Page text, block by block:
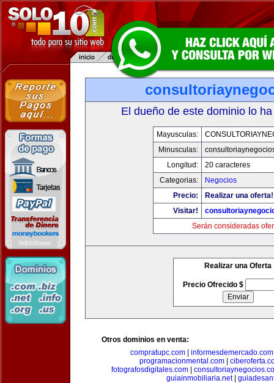
El dueño de este dominio lo
Mayusculas:
Minusculas:
Longitud:
20 caracteres
Categorias:
Negocios
Precio:
Realizar una oferta!
Visitar!
Serán consideradas
Realizar una Oferta
Precio Ofrecido $
Otros dominios en venta:
compratupc.com
informesdemercado.com
programacionmental.com|
fotografosdigitales.com
guiainmobiliaria.net|